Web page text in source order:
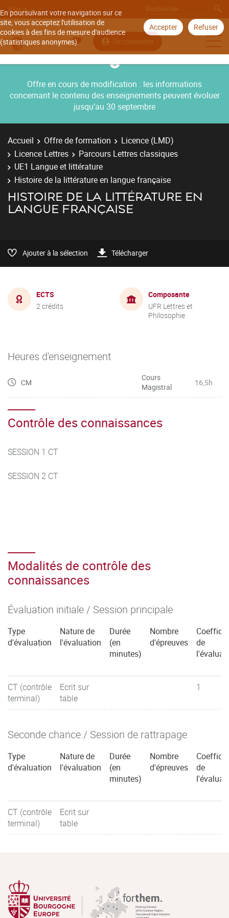
En poursuivant votre navigation sur ce
site, vous acceptez l'utilisation de
cookies à des fins de mesure d'audience
(statistiques anonymes).
Accepter Refuser
Aller à
Se connecter
Offre en cours de modification : les informations
concernant le contenu des enseignements peuvent évoluer
jusqu’au 30 septembre
Accueil Offre de formation
Licence (LMD)
Licence Lettres
Parcours Lettres classiques
UE1 Langue et littérature
Histoire de la littérature en langue française
HISTOIRE DE LA LITTÉRATURE EN
LANGUE FRANÇAISE
Ajouter à la sélection Télécharger
ECTS
2 crédits
Composante
UFR Lettres et
Philosophie
Heures d'enseignement
CM
Cours
Magistral
16,5h
Contrôle des connaissances
SESSION 1 CT
SESSION 2 CT
Modalités de contrôle des
connaissances
Évaluation initiale / Session principale
Type
d'évaluation
Nature de
l'évaluation
Durée
(en
minutes)
Nombre
d'épreuves
de
CT (contrôle
terminal)
Ecrit sur
table
1
Seconde chance / Session de rattrapage
Type
d'évaluation
Nature de
l'évaluation
Durée
(en
minutes)
Nombre
d'épreuves
de
CT (contrôle
terminal)
Ecrit sur
table